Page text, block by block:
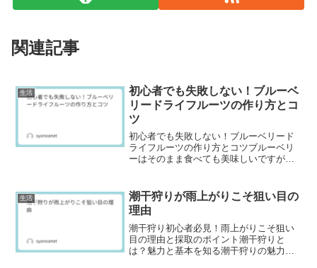
関連記事
生活
初心者でも失敗しない！ブルーベ
リードライフルーツの作り方とコ
ツ
初心者でも失敗しない！ブルーベリード
ライフルーツの作り方とコツブルーベリ
ーはそのまま食べても美味しいですが、
は、家庭でできるブルーベリーのドライ
フルーツ作りを「天日干し・...
生活
潮干狩りが雨上がりこそ狙い目の
理由
潮干狩り初心者必見！雨上がりこそ狙い
目の理由と採取のポイント潮干狩りと
は？魅力と基本を知る潮干狩りの魅力と